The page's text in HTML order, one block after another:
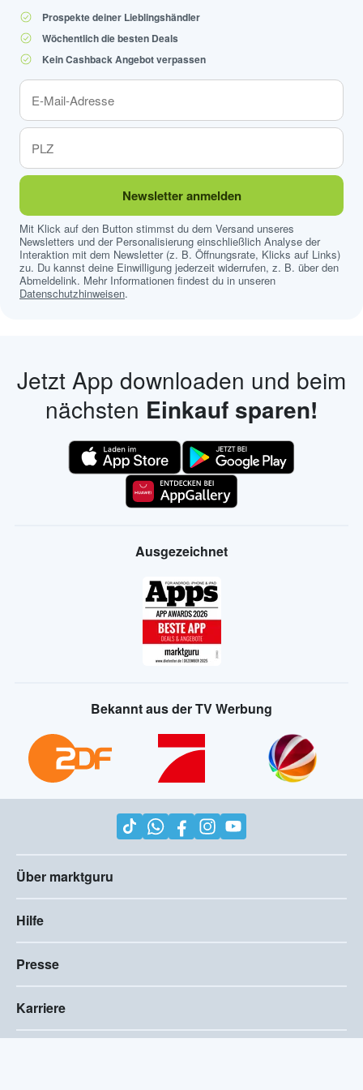
Prospekte deiner Lieblingshändler
Wöchentlich die besten Deals
Kein Cashback Angebot verpassen
Newsletter anmelden
Mit Klick auf den Button stimmst du dem Versand unseres
Newsletters und der Personalisierung einschließlich Analyse der
Interaktion mit dem Newsletter (z. B. Öffnungsrate, Klicks auf Links)
zu. Du kannst deine Einwilligung jederzeit widerrufen, z. B. über den
Abmeldelink. Mehr Informationen findest du in unseren
Datenschutzhinweisen.
Jetzt App downloaden und beim
nächsten Einkauf sparen!
Ausgezeichnet
Bekannt aus der TV Werbung
Über marktguru
Hilfe
Presse
Karriere